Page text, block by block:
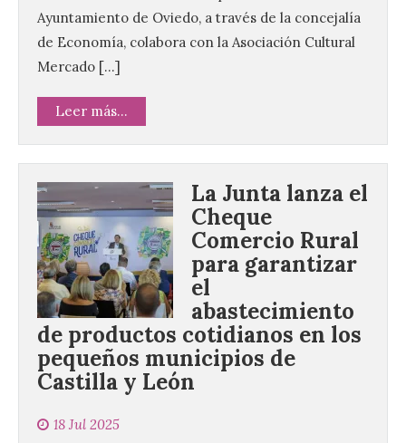
Ayuntamiento de Oviedo, a través de la concejalía
de Economía, colabora con la Asociación Cultural
Mercado […]
Leer más...
La Junta lanza el
Cheque
Comercio Rural
para garantizar
el
abastecimiento
de productos cotidianos en los
pequeños municipios de
Castilla y León
18 Jul 2025